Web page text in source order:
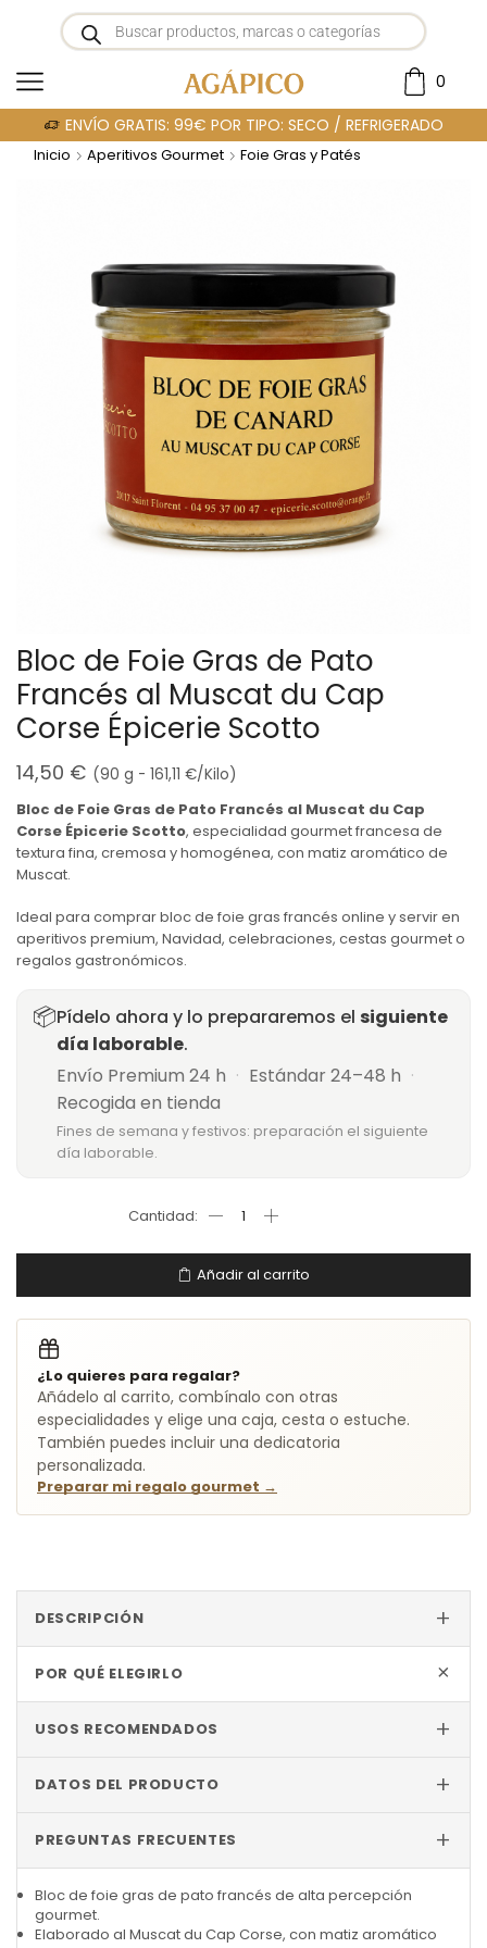
0
ENVÍO GRATIS: 99€ POR TIPO: SECO / REFRIGERADO
Inicio Aperitivos Gourmet Foie Gras y Patés
Bloc de Foie Gras de Pato
Francés al Muscat du Cap
Corse Épicerie Scotto
14,50 € (90 g - 161,11 €/Kilo)
Bloc de Foie Gras de Pato Francés al Muscat du Cap
Corse Épicerie Scotto, especialidad gourmet francesa de
textura fina, cremosa y homogénea, con matiz aromático de
Muscat.
Ideal para comprar bloc de foie gras francés online y servir en
aperitivos premium, Navidad, celebraciones, cestas gourmet o
regalos gastronómicos.
📦Pídelo ahora y lo prepararemos el siguiente
día laborable.
Envío Premium 24 h · Estándar 24–48 h ·
Recogida en tienda
Fines de semana y festivos: preparación el siguiente
día laborable.
Añadir al carrito
¿Lo quieres para regalar?
Añádelo al carrito, combínalo con otras
especialidades y elige una caja, cesta o estuche.
También puedes incluir una dedicatoria
personalizada.
Preparar mi regalo gourmet →
DESCRIPCIÓN +
POR QUÉ ELEGIRLO +
Bloc de foie gras de pato francés de alta percepción
gourmet.
Elaborado al Muscat du Cap Corse, con matiz aromático
USOS RECOMENDADOS +
DATOS DEL PRODUCTO +
PREGUNTAS FRECUENTES +